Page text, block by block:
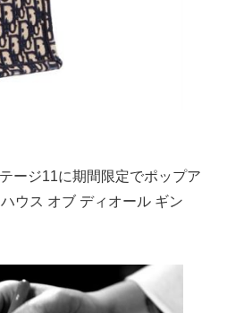
ージ11に期間限定でポップア
ウス オブ ディオール ギン